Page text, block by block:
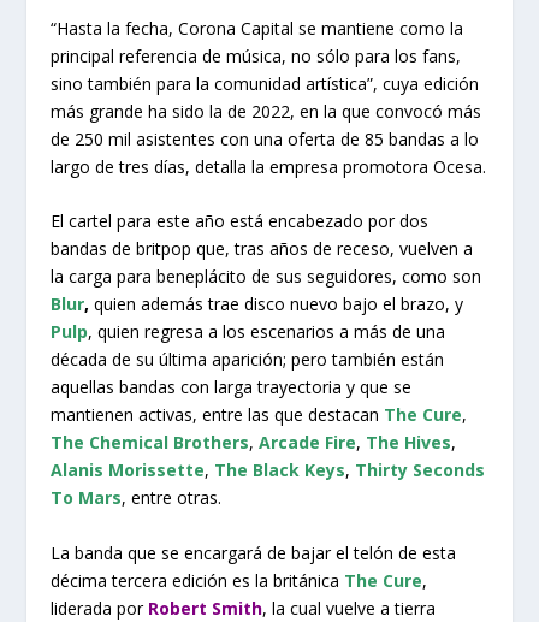
“Hasta la fecha, Corona Capital se mantiene como la
principal referencia de música, no sólo para los fans,
sino también para la comunidad artística”, cuya edición
más grande ha sido la de 2022, en la que convocó más
de 250 mil asistentes con una oferta de 85 bandas a lo
largo de tres días, detalla la empresa promotora Ocesa.
El cartel para este año está encabezado por dos
bandas de britpop que, tras años de receso, vuelven a
la carga para beneplácito de sus seguidores, como son
Blur, quien además trae disco nuevo bajo el brazo, y
Pulp, quien regresa a los escenarios a más de una
década de su última aparición; pero también están
aquellas bandas con larga trayectoria y que se
mantienen activas, entre las que destacan The Cure,
The Chemical Brothers,Arcade Fire, The Hives,
Alanis Morissette, The Black Keys, Thirty Seconds
To Mars, entre otras.
La banda que se encargará de bajar el telón de esta
décima tercera edición es la británica The Cure,
liderada por Robert Smith, la cual vuelve a tierra